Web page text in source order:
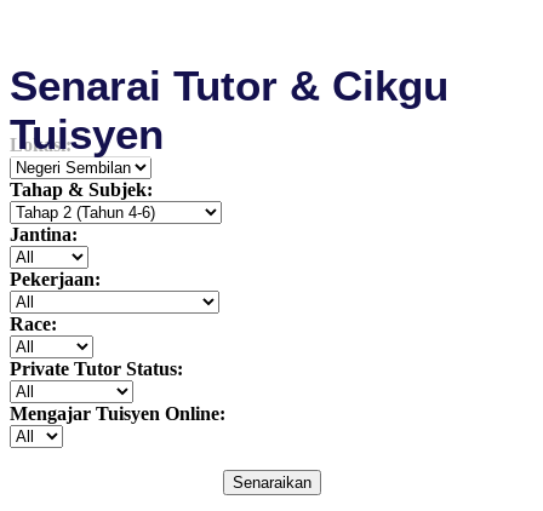
Senarai Tutor & Cikgu
Tuisyen
Lokasi:
Tahap & Subjek:
Jantina:
Pekerjaan:
Race:
Private Tutor Status:
Mengajar Tuisyen Online:
Senaraikan